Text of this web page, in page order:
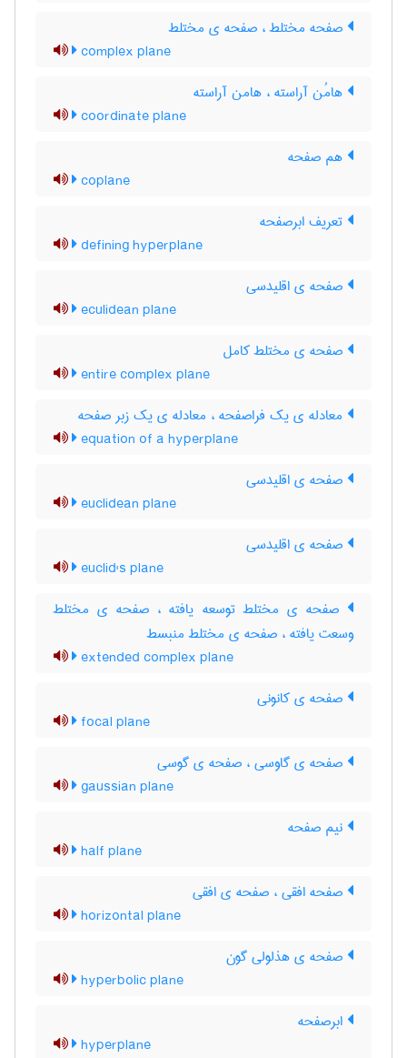
صفحه مختلط ، صفحه ی مختلط
complex plane
هامُن آراسته ، هامن آراسته
coordinate plane
هم صفحه
coplane
تعریف ابرصفحه
defining hyperplane
صفحه ی اقلیدسی
eculidean plane
صفحه ی مختلط کامل
entire complex plane
معادله ی یک فراصفحه ، معادله ی یک زبر صفحه
equation of a hyperplane
صفحه ی اقلیدسی
euclidean plane
صفحه ی اقلیدسی
euclid's plane
صفحه ی مختلط توسعه یافته ، صفحه ی مختلط
وسعت یافته ، صفحه ی مختلط منبسط
extended complex plane
صفحه ی کانونی
focal plane
صفحه ی گاوسی ، صفحه ی گوسی
gaussian plane
نیم صفحه
half plane
صفحه افقی ، صفحه ی افقی
horizontal plane
صفحه ی هذلولی گون
hyperbolic plane
ابرصفحه
hyperplane